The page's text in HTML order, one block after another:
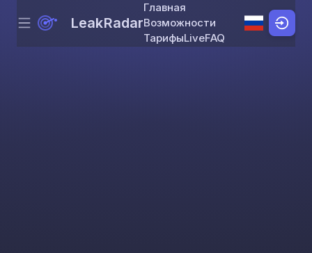
Skip to content
Menu LeakRadar
Главная
Возможности
ТарифыLiveFAQ